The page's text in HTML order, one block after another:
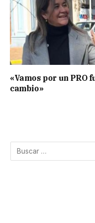
«Vamos por un PRO
cambio»